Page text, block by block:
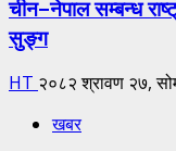
चीन–नेपाल सम्बन्ध
सुङ्ग
HT २०८२ श्रावण २७,
खबर